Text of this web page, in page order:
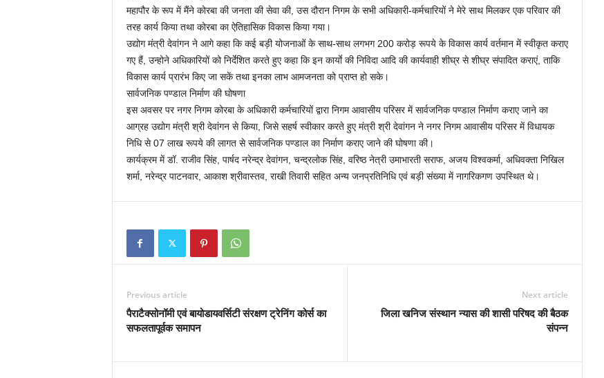
महापौर के रूप में मैंने कोरबा की जनता की सेवा की, उस दौरान निगम के सभी अधिकारी-कर्मचारियों ने मेरे साथ मिलकर एक परिवार की
तरह कार्य किया तथा कोरबा का ऐतिहासिक विकास किया गया।
उद्योग मंत्री देवांगन ने आगे कहा कि कई बड़ी योजनाओं के साथ-साथ लगभग 200 करोड़ रूपये के विकास कार्य वर्तमान में स्वीकृत कराए
गए हैं, उन्होने अधिकारियों को निर्देशित करते हुए कहा कि इन कार्याे की निविदा आदि की कार्यवाही शीघ्र से शीघ्र संपादित कराएं, ताकि
विकास कार्य प्रारंभ किए जा सकें तथा इनका लाभ आमजनता को प्राप्त हो सके।
सार्वजनिक पण्डाल निर्माण की घोषणा
इस अवसर पर नगर निगम कोरबा के अधिकारी कर्मचारियों द्वारा निगम आवासीय परिसर में सार्वजनिक पण्डाल निर्माण कराए जाने का
आग्रह उद्योग मंत्री श्री देवांगन से किया, जिसे सहर्ष स्वीकार करते हुए मंत्री श्री देवांगन ने नगर निगम आवासीय परिसर में विधायक
निधि से 07 लाख रूपये की लागत से सार्वजनिक पण्डाल का निर्माण कराए जाने की घोषणा की।
कार्यक्रम में डॉ. राजीव सिंह, पार्षद नरेन्द्र देवांगन, चन्द्रलोक सिंह, वरिष्ठ नेत्री उमाभारती सराफ, अजय विश्वकर्मा, अधिवक्ता निखिल
शर्मा, नरेन्द्र पाटनवार, आकाश श्रीवास्तव, राखी तिवारी सहित अन्य जनप्रतिनिधि एवं बड़ी संख्या में नागरिकगण उपस्थित थे।
Previous article
पैराटैक्सोनॉमी एवं बायोडायवर्सिटी संरक्षण ट्रेनिंग कोर्स का
सफलतापूर्वक समापन
Next article
जिला खनिज संस्थान न्यास की शासी परिषद की बैठक
संपन्न